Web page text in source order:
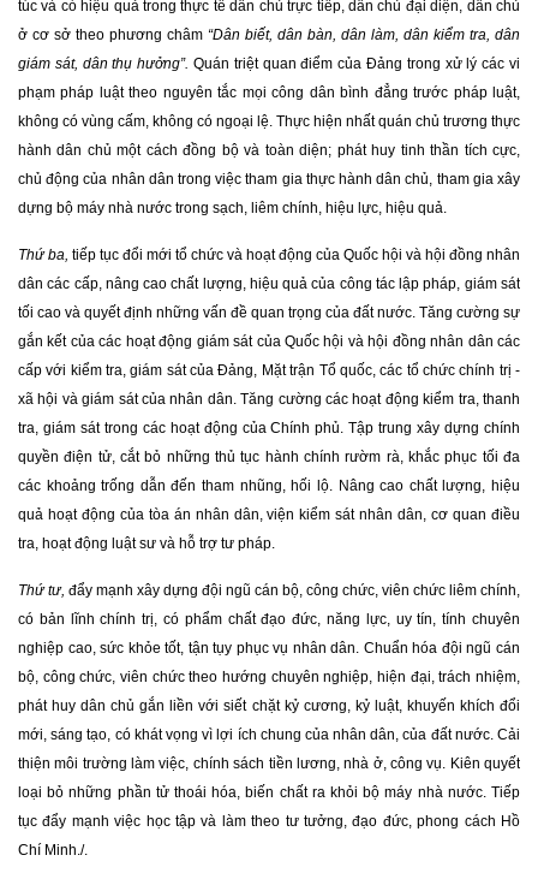
túc và có hiệu quả trong thực tế dân chủ trực tiếp, dân chủ đại diện, dân chủ
ở cơ sở theo phương châm “Dân biết, dân bàn, dân làm, dân kiểm tra, dân
giám sát, dân thụ hưởng”. Quán triệt quan điểm của Đảng trong xử lý các vi
phạm pháp luật theo nguyên tắc mọi công dân bình đẳng trước pháp luật,
không có vùng cấm, không có ngoại lệ. Thực hiện nhất quán chủ trương thực
hành dân chủ một cách đồng bộ và toàn diện; phát huy tinh thần tích cực,
chủ động của nhân dân trong việc tham gia thực hành dân chủ, tham gia xây
dựng bộ máy nhà nước trong sạch, liêm chính, hiệu lực, hiệu quả.
Thứ ba, tiếp tục đổi mới tổ chức và hoạt động của Quốc hội và hội đồng nhân
dân các cấp, nâng cao chất lượng, hiệu quả của công tác lập pháp, giám sát
tối cao và quyết định những vấn đề quan trọng của đất nước. Tăng cường sự
gắn kết của các hoạt động giám sát của Quốc hội và hội đồng nhân dân các
cấp với kiểm tra, giám sát của Đảng, Mặt trận Tổ quốc, các tổ chức chính trị -
xã hội và giám sát của nhân dân. Tăng cường các hoạt động kiểm tra, thanh
tra, giám sát trong các hoạt động của Chính phủ. Tập trung xây dựng chính
quyền điện tử, cắt bỏ những thủ tục hành chính rườm rà, khắc phục tối đa
các khoảng trống dẫn đến tham nhũng, hối lộ. Nâng cao chất lượng, hiệu
quả hoạt động của tòa án nhân dân, viện kiểm sát nhân dân, cơ quan điều
tra, hoạt động luật sư và hỗ trợ tư pháp.
Thứ tư, đẩy mạnh xây dựng đội ngũ cán bộ, công chức, viên chức liêm chính,
có bản lĩnh chính trị, có phẩm chất đạo đức, năng lực, uy tín, tính chuyên
nghiệp cao, sức khỏe tốt, tận tụy phục vụ nhân dân. Chuẩn hóa đội ngũ cán
bộ, công chức, viên chức theo hướng chuyên nghiệp, hiện đại, trách nhiệm,
phát huy dân chủ gắn liền với siết chặt kỷ cương, kỷ luật, khuyến khích đổi
mới, sáng tạo, có khát vọng vì lợi ích chung của nhân dân, của đất nước. Cải
thiện môi trường làm việc, chính sách tiền lương, nhà ở, công vụ. Kiên quyết
loại bỏ những phần tử thoái hóa, biến chất ra khỏi bộ máy nhà nước. Tiếp
tục đẩy mạnh việc học tập và làm theo tư tưởng, đạo đức, phong cách Hồ
Chí Minh./.